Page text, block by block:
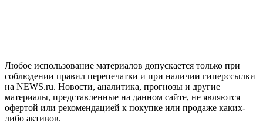
Любое использование материалов допускается только при
соблюдении правил перепечатки и при наличии гиперссылки
на NEWS.ru. Новости, аналитика, прогнозы и другие
материалы, представленные на данном сайте, не являются
офертой или рекомендацией к покупке или продаже каких-
либо активов.